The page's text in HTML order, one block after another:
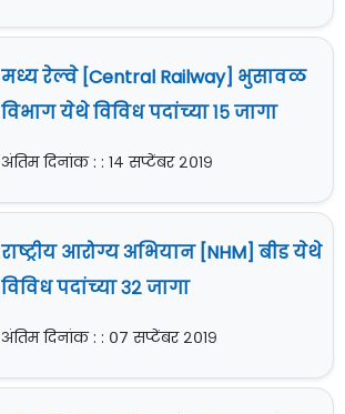
मध्य रेल्वे [Central Railway] भुसावळ
विभाग येथे विविध पदांच्या १५ जागा
अंतिम दिनांक : : १४ सप्टेंबर २०१९
राष्ट्रीय आरोग्य अभियान [NHM] बीड येथे
विविध पदांच्या ३२ जागा
अंतिम दिनांक : : ०७ सप्टेंबर २०१९